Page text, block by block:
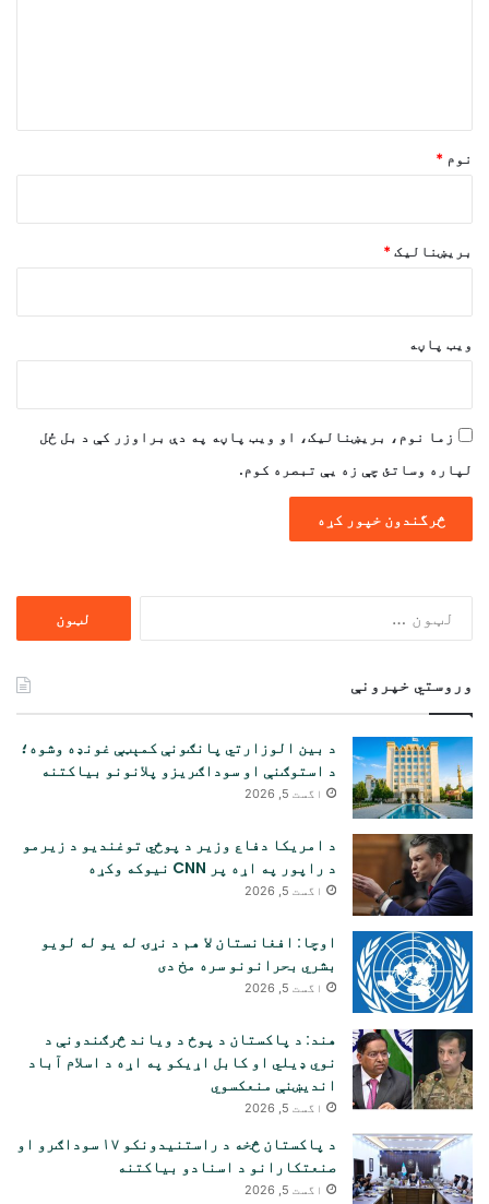
نوم *
بریښنالیک *
ویب پاڼه
زما نوم، بریښنالیک، او ویب پاڼه په دې براوزر کې د بل ځل
لپاره وساتئ چې زه یې تبصره کوم.
وروستي خپرونې
د بین الوزارتي پانګونې کمېټې غونډه وشوه؛
د استوګنې او سوداګریزو پلانونو بیاکتنه
اگست 5, 2026
د امریکا دفاع وزیر د پوځي توغندیو د زیرمو
د راپور په اړه پر CNN نیوکه وکړه
اگست 5, 2026
اوچا: افغانستان لا هم د نړۍ له یو له لویو
بشري بحرانونو سره مخ دی
اگست 5, 2026
هند: د پاکستان د پوځ د ویاند څرګندونې د
نوي ډیلي او کابل اړیکو په اړه د اسلام آباد
اندیښنې منعکسوي
اگست 5, 2026
د پاکستان څخه د راستنیدونکو ۱۷ سوداګرو او
صنعتکارانو د اسنادو بیاکتنه
اگست 5, 2026